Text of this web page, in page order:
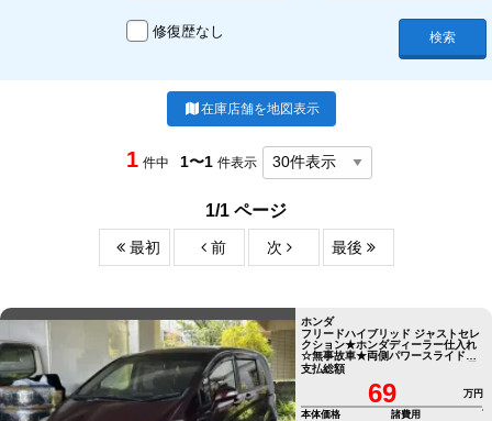
修復歴なし 検索
在庫店舗を地図表示
1 件中 1〜1 件表示
1/1 ページ
最初 前 次 最後
ホンダ
フリードハイブリッド ジャストセレ
クション★ホンダディーラー仕入れ
☆無事故車★両側パワースライド☆
ナビ★TV☆ETC★バックカメラ☆早
い者勝ち★ ●他店にてローンNGだっ
たお客様でもお気軽にご相談くださ
い●LINE ID[@805icatl]
支払総額
69
万円
本体価格
諸費用